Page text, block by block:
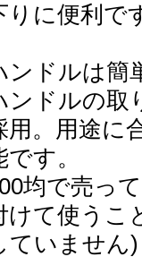
りに便利で
ンドルは簡
ンドルの取
用。用途に
です。
均で売っ
けて使うこ
ていません)